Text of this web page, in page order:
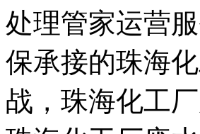
处理管家运营
保承接的珠海
战，珠海化工